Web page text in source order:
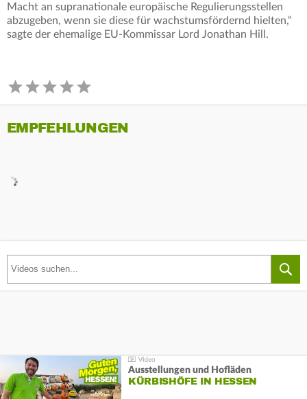
Macht an supranationale europäische Regulierungsstellen
abzugeben, wenn sie diese für wachstumsfördernd hielten,“
sagte der ehemalige EU-Kommissar Lord Jonathan Hill.
EMPFEHLUNGEN
Ausstellungen und Hofläden
KÜRBISHÖFE IN HESSEN